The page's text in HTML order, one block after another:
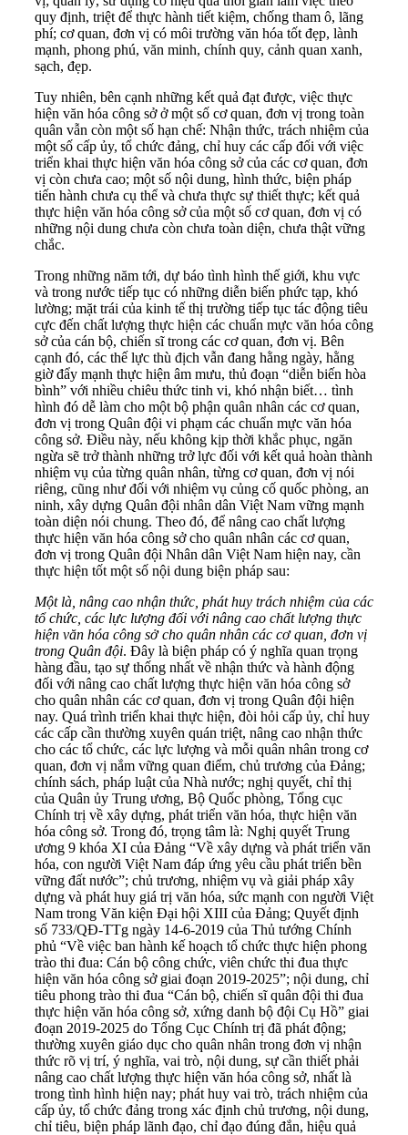
quy định, triệt để thực hành tiết kiệm, chống tham ô, lãng
phí; cơ quan, đơn vị có môi trường văn hóa tốt đẹp, lành
mạnh, phong phú, văn minh, chính quy, cảnh quan xanh,
sạch, đẹp.
Tuy nhiên, bên cạnh những kết quả đạt được, việc thực
hiện văn hóa công sở ở một số cơ quan, đơn vị trong toàn
quân vẫn còn một số hạn chế: Nhận thức, trách nhiệm của
một số cấp ủy, tổ chức đảng, chỉ huy các cấp đối với việc
triển khai thực hiện văn hóa công sở của các cơ quan, đơn
vị còn chưa cao; một số nội dung, hình thức, biện pháp
tiến hành chưa cụ thể và chưa thực sự thiết thực; kết quả
thực hiện văn hóa công sở của một số cơ quan, đơn vị có
những nội dung chưa còn chưa toàn diện, chưa thật vững
chắc.
Trong những năm tới, dự báo tình hình thế giới, khu vực
và trong nước tiếp tục có những diễn biến phức tạp, khó
lường; mặt trái của kinh tế thị trường tiếp tục tác động tiêu
cực đến chất lượng thực hiện các chuẩn mực văn hóa công
sở của cán bộ, chiến sĩ trong các cơ quan, đơn vị. Bên
cạnh đó, các thế lực thù địch vẫn đang hằng ngày, hằng
giờ đẩy mạnh thực hiện âm mưu, thủ đoạn “diễn biến hòa
bình” với nhiều chiêu thức tinh vi, khó nhận biết… tình
hình đó dễ làm cho một bộ phận quân nhân các cơ quan,
đơn vị trong Quân đội vi phạm các chuẩn mực văn hóa
công sở. Điều này, nếu không kịp thời khắc phục, ngăn
ngừa sẽ trở thành những trở lực đối với kết quả hoàn thành
nhiệm vụ của từng quân nhân, từng cơ quan, đơn vị nói
riêng, cũng như đối với nhiệm vụ củng cố quốc phòng, an
ninh, xây dựng Quân đội nhân dân Việt Nam vững mạnh
toàn diện nói chung. Theo đó, để nâng cao chất lượng
thực hiện văn hóa công sở cho quân nhân các cơ quan,
đơn vị trong Quân đội Nhân dân Việt Nam hiện nay, cần
thực hiện tốt một số nội dung biện pháp sau:
Một là, nâng cao nhận thức, phát huy trách nhiệm của các
tổ chức, các lực lượng đối với nâng cao chất lượng thực
hiện văn hóa công sở cho quân nhân các cơ quan, đơn vị
trong Quân đội. Đây là biện pháp có ý nghĩa quan trọng
hàng đầu, tạo sự thống nhất về nhận thức và hành động
đối với nâng cao chất lượng thực hiện văn hóa công sở
cho quân nhân các cơ quan, đơn vị trong Quân đội hiện
nay. Quá trình triển khai thực hiện, đòi hỏi cấp ủy, chỉ huy
các cấp cần thường xuyên quán triệt, nâng cao nhận thức
cho các tổ chức, các lực lượng và mỗi quân nhân trong cơ
quan, đơn vị nắm vững quan điểm, chủ trương của Đảng;
chính sách, pháp luật của Nhà nước; nghị quyết, chỉ thị
của Quân ủy Trung ương, Bộ Quốc phòng, Tổng cục
Chính trị về xây dựng, phát triển văn hóa, thực hiện văn
hóa công sở. Trong đó, trọng tâm là: Nghị quyết Trung
ương 9 khóa XI của Đảng “Về xây dựng và phát triển văn
hóa, con người Việt Nam đáp ứng yêu cầu phát triển bền
vững đất nước”; chủ trương, nhiệm vụ và giải pháp xây
dựng và phát huy giá trị văn hóa, sức mạnh con người Việt
Nam trong Văn kiện Đại hội XIII của Đảng; Quyết định
số 733/QĐ-TTg ngày 14-6-2019 của Thủ tướng Chính
phủ “Về việc ban hành kế hoạch tổ chức thực hiện phong
trào thi đua: Cán bộ công chức, viên chức thi đua thực
hiện văn hóa công sở giai đoạn 2019-2025”; nội dung, chỉ
tiêu phong trào thi đua “Cán bộ, chiến sĩ quân đội thi đua
thực hiện văn hóa công sở, xứng danh bộ đội Cụ Hồ” giai
đoạn 2019-2025 do Tổng Cục Chính trị đã phát động;
thường xuyên giáo dục cho quân nhân trong đơn vị nhận
thức rõ vị trí, ý nghĩa, vai trò, nội dung, sự cần thiết phải
nâng cao chất lượng thực hiện văn hóa công sở, nhất là
trong tình hình hiện nay; phát huy vai trò, trách nhiệm của
cấp ủy, tổ chức đảng trong xác định chủ trương, nội dung,
chỉ tiêu, biện pháp lãnh đạo, chỉ đạo đúng đắn, hiệu quả